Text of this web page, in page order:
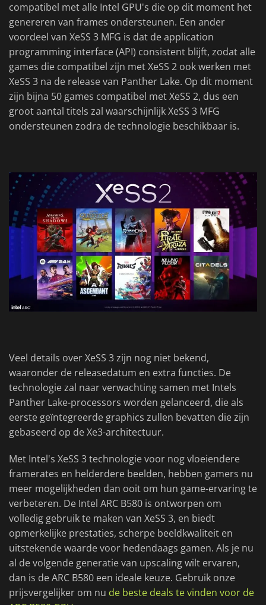
compatibel met alle Intel GPU's die op dit moment het
genereren van frames ondersteunen. Een ander
voordeel van XeSS 3 MFG is dat de application
programming interface (API) consistent blijft, zodat alle
games die compatibel zijn met XeSS 2 ook werken met
XeSS 3 na de release van Panther Lake. Op dit moment
zijn bijna 50 games compatibel met XeSS 2, dus een
groot aantal titels zal waarschijnlijk XeSS 3 MFG
ondersteunen zodra de technologie beschikbaar is.
Veel details over XeSS 3 zijn nog niet bekend,
waaronder de releasedatum en extra functies. De
technologie zal naar verwachting samen met Intels
Panther Lake-processors worden gelanceerd, die als
eerste geïntegreerde graphics zullen bevatten die zijn
gebaseerd op de Xe3-architectuur.
Met Intel's XeSS 3 technologie voor nog vloeiendere
framerates en helderdere beelden, hebben gamers nu
meer mogelijkheden dan ooit om hun game-ervaring te
verbeteren. De Intel ARC B580 is ontworpen om
volledig gebruik te maken van XeSS 3, en biedt
opmerkelijke prestaties, scherpe beeldkwaliteit en
uitstekende waarde voor hedendaags gamen. Als je nu
al de volgende generatie van upscaling wilt ervaren,
dan is de ARC B580 een ideale keuze. Gebruik onze
prijsvergelijker om nu de beste deals te vinden voor de